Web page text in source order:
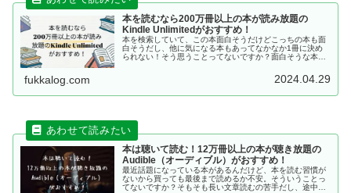
本を読むなら200万冊以上の本が読み放題の
Kindle Unlimitedがおすすめ！
本を検索していて、この本面白そうだけどこっちの本も面
白そうだし、他に気になる本もあってなかなか1冊に決め
られない！そう思うことってないですか？面白そうな本が
fukkalog.com 2024.04.29
本は聴いて読む！12万冊以上の本が聴き放題の
Audible（オーディブル）がおすすめ！
最近話題になっている本があるんだけど、本を読む習慣が
ないから買っても最後まで読めるか不安。そういうことっ
てないですか？そもそも長い文章読むの苦手だし、途中で